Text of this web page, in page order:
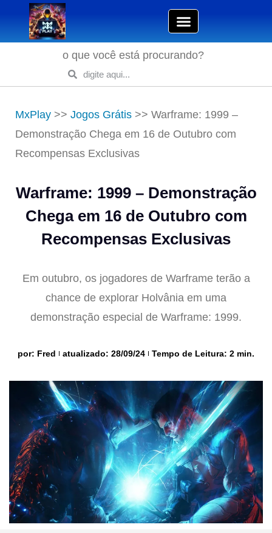
o que você está procurando?
MxPlay >> Jogos Grátis >> Warframe: 1999 –
Demonstração Chega em 16 de Outubro com
Recompensas Exclusivas
Warframe: 1999 – Demonstração
Chega em 16 de Outubro com
Recompensas Exclusivas
Em outubro, os jogadores de Warframe terão a
chance de explorar Holvânia em uma
demonstração especial de Warframe: 1999.
por: Fred atualizado: 28/09/24 Tempo de Leitura: 2 min.